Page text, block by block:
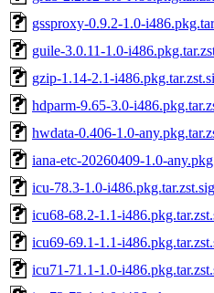
gssproxy-0.9.2-1.0-
guile-3.0.11-1.0-
gzip-1.14-2.1-
hdparm-9.65-3.0-
hwdata-0.406-1.0-
iana-etc-20260409-1.0-
icu-78.3-1.0-i486.pkg.tar.zst.sig
icu68-68.2-1.1-
icu69-69.1-1.1-
icu71-71.1-1.0-